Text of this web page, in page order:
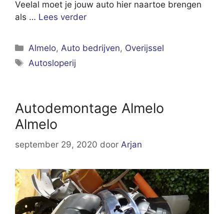
Veelal moet je jouw auto hier naartoe brengen
als … Lees verder
Categorieën
Almelo,Auto bedrijven, Overijssel
Tags
Autosloperij
Autodemontage Almelo
Almelo
september 29, 2020 door Arjan